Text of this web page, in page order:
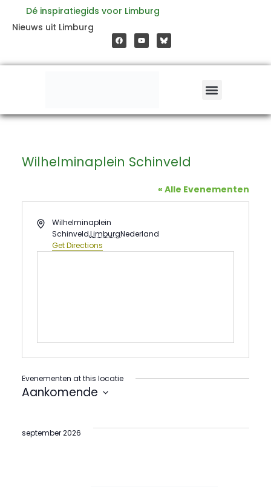
inhoud
Dé inspiratiegids voor Limburg
Nieuws uit Limburg
a
c
e
o
o
o
u
t
b
e
Wilhelminaplein Schinveld
« Alle Evenementen
AddressWilhelminaplein
Schinveld,LimburgNederland
Get Directions
Evenementen at this locatie
Aankomende
datum.
september 2026